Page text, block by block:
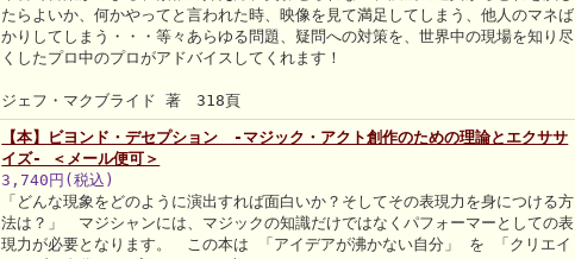
たらよいか、何かやってと言われた時、映像を見て満足してしまう、他人のマネば
かりしてしまう・・・等々あらゆる問題、疑問への対策を、世界中の現場を知り尽
くしたプロ中のプロがアドバイスしてくれます！
ジェフ・マクブライド 著 318頁
【本】ビヨンド・デセプション -マジック・アクト創作のための理論とエクササ
イズ- ＜メール便可＞
3,740円(税込)
「どんな現象をどのように演出すれば面白いか？そしてその表現力を身につける方
法は？」 マジシャンには、マジックの知識だけではなくパフォーマーとしての表
現力が必要となります。 この本は 「アイデアが沸かない自分」 を 「クリエイ